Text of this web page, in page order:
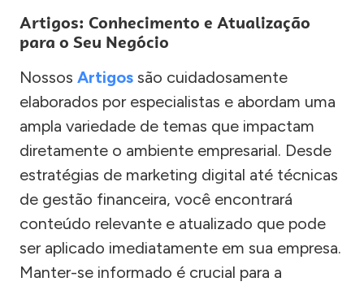
Artigos: Conhecimento e Atualização
para o Seu Negócio
Nossos Artigos são cuidadosamente
elaborados por especialistas e abordam uma
ampla variedade de temas que impactam
diretamente o ambiente empresarial. Desde
estratégias de marketing digital até técnicas
de gestão financeira, você encontrará
conteúdo relevante e atualizado que pode
ser aplicado imediatamente em sua empresa.
Manter-se informado é crucial para a